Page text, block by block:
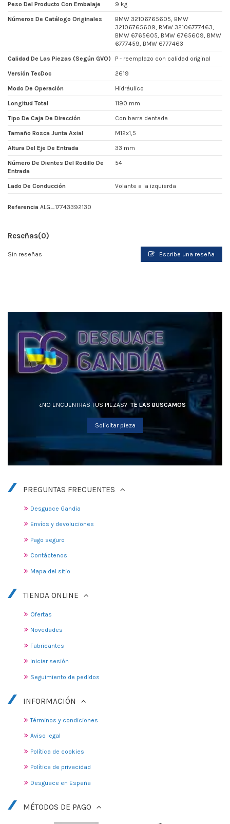
Peso Del Producto Con Embalaje 9 kg
Números De Catálogo Originales
BMW 32106765605, BMW
32106765609, BMW 32106777463,
BMW 6765605, BMW 6765609, BMW
6777459, BMW 6777463
Calidad De Las Piezas (según GVO) P - reemplazo con calidad original
Versión TecDoc 2619
Modo De Operación Hidráulico
Longitud Total 1190 mm
Tipo De Caja De Dirección Con barra dentada
Tamaño Rosca Junta Axial M12x1,5
Altura Del Eje De Entrada 33 mm
Número De Dientes Del Rodillo De
Entrada
54
Lado De Conducción Volante a la izquierda
Referencia ALG_17743392130
Reseñas(0)
Sin reseñas Escribe una reseña
¿NO ENCUENTRAS TUS PIEZAS? TE LAS BUSCAMOS
Solicitar pieza
PREGUNTAS FRECUENTES
Desguace Gandia
Envíos y devoluciones
Pago seguro
Contáctenos
Mapa del sitio
TIENDA ONLINE
Ofertas
Novedades
Fabricantes
Iniciar sesión
Seguimiento de pedidos
INFORMACIÓN
Términos y condiciones
Aviso legal
Política de cookies
Política de privacidad
Desguace en España
MÉTODOS DE PAGO